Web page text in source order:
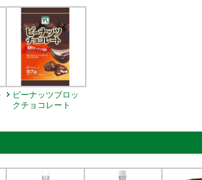
ピーナッツブロッ
クチョコレート